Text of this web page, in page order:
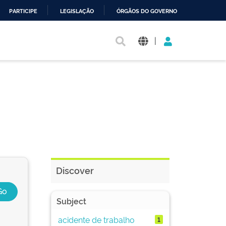
PARTICIPE LEGISLAÇÃO ÓRGÃOS DO GOVERNO
|
Discover
Subject
acidente de trabalho
1